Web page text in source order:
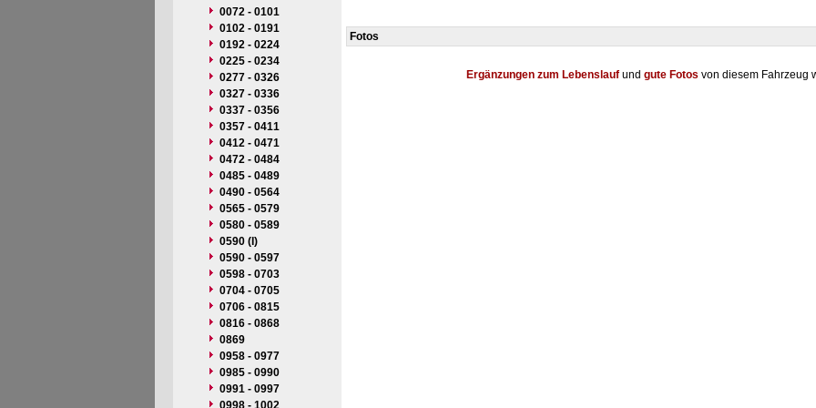
0072 - 0101
0102 - 0191
0192 - 0224
0225 - 0234
0277 - 0326
0327 - 0336
0337 - 0356
0357 - 0411
0412 - 0471
0472 - 0484
0485 - 0489
0490 - 0564
0565 - 0579
0580 - 0589
0590 (I)
0590 - 0597
0598 - 0703
0704 - 0705
0706 - 0815
0816 - 0868
0869
0958 - 0977
0985 - 0990
0991 - 0997
0998 - 1002
Fotos
Ergänzungen zum Lebenslaufund gute Fotos von diesem Fahrzeug